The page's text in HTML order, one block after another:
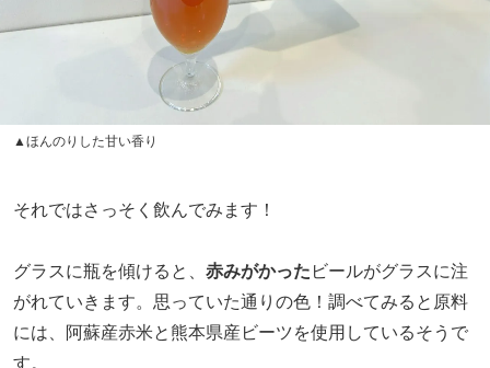
▲ほんのりした甘い香り
それではさっそく飲んでみます！
グラスに瓶を傾けると、 赤みがかったビールがグラスに注
がれていきます。思っていた通りの色！調べてみると原料
には、阿蘇産赤米と熊本県産ビーツを使用しているそうで
す。